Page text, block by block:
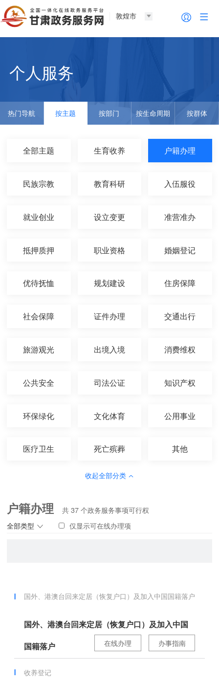
敦煌市
个人服务
热门导航 按主题 按部门 按生命周期 按群体
全部主题 生育收养 户籍办理
民族宗教 教育科研 入伍服役
就业创业 设立变更 准营准办
抵押质押 职业资格 婚姻登记
优待抚恤 规划建设 住房保障
社会保障 证件办理 交通出行
旅游观光 出境入境 消费维权
公共安全 司法公证 知识产权
环保绿化 文化体育 公用事业
医疗卫生 死亡殡葬 其他
收起全部分类
户籍办理
全部类型
共37 个政务服务事项可行权
仅显示可在线办理项
国外、港澳台回来定居（恢复户口）及加入中国国籍落户
国外、港澳台回来定居（恢复户口）及加入中国
国籍落户 办事指南
在线办理
收养登记